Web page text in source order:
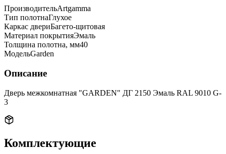
ПроизводительArtgamma
Тип полотнаГлухое
Каркас двериБагето-щитовая
Материал покрытияЭмаль
Толщина полотна, мм40
МодельGarden
Описание
Дверь межкомнатная "GARDEN" ДГ 2150 Эмаль RAL 9010 G-
3
Комплектующие